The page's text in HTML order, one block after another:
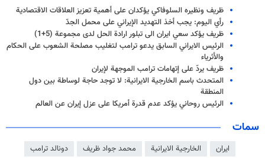
ظريف ونظيره السلوفاكي يؤكدان على أهمية تعزيز العلاقات الاقتصادية
رأي اليوم: يجب أخذ التهديد الإيراني على محمل الجدّ
ظريف يؤكد سعي ايران الى تبلور ارادة الحل لدى مجموعة (5+1)
الرئيس الايراني السابق يدعو ترامب لتغليب مصلحة الشعوب على الحكام
والأثرياء
ظريف يردّ على إتهامات ترامب الموجهة لإيران
المتحدث باسم الخارجية الايرانية: لا توجد حاجة لوساطة بين دول
المنطقة
الرئيس روحاني يؤكد عدم قدرة أمريكا على عزل إيران عن العالم
سمات
ايران الخارجية الايرانية محمد جواد ظريف دونالد ترامب